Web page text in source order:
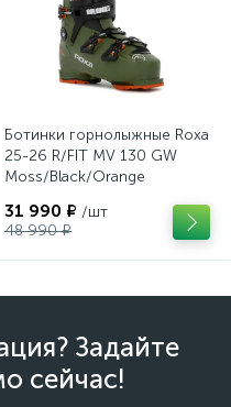
Ботинки горнолыжные Roxa
25-26 R/FIT MV 130 GW
Moss/Black/Orange
31 990 ₽ /шт
48 990 ₽
Задайте
сейчас!